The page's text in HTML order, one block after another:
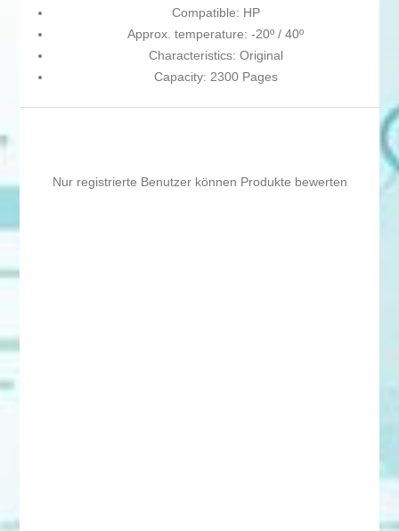
Compatible: HP
Approx. temperature: -20º / 40º
Characteristics: Original
Capacity: 2300 Pages
Nur registrierte Benutzer können Produkte bewerten